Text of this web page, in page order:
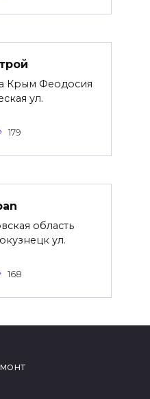
Крым Феодосия
ул.
179
область
ул.
168